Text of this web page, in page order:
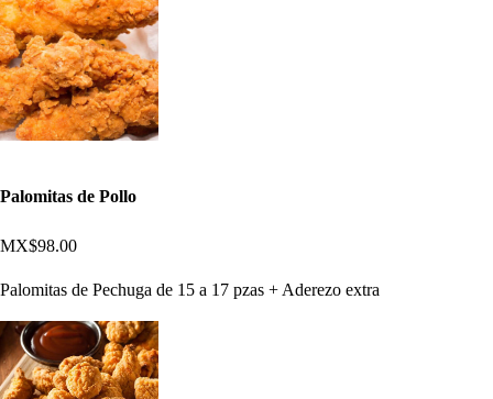
Palomitas de Pollo
MX$98.00
Palomitas de Pechuga de 15 a 17 pzas + Aderezo extra